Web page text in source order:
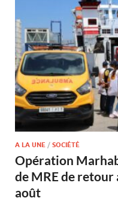
A LA UNE / SOCIÉTÉ
Opération
de MRE de retour
août